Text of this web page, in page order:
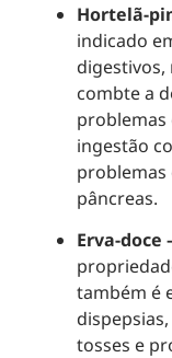
Hortelã-
indicado
combte a
problemas
ingestão
problemas
pâncreas.
Erva-doce
também é
tosses e